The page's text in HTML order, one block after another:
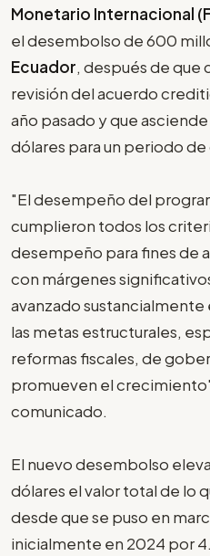
Monetario Internacional
el desembolso de 600
Ecuador, después de
revisión del acuerdo
año pasado y que
dólares para un periodo de
"El desempeño del
cumplieron todos los
desempeño para fines de
con márgenes
avanzado
las metas estructurales,
reformas fiscales, de
promueven el
comunicado.
El nuevo desembolso
dólares el valor total de lo
desde que se puso en
inicialmente en 2024 por